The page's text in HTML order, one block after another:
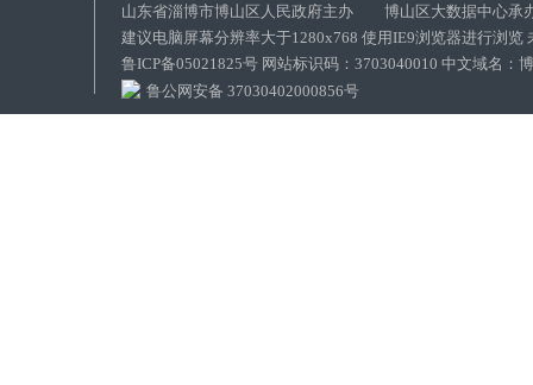
山东省淄博市博山区人民政府主办 博山区大数据中心承
建议电脑屏幕分辨率大于1280x768 使用IE9浏览器进行浏览
鲁ICP备05021825号 网站标识码：3703040010 中文域名：
鲁公网安备 37030402000856号